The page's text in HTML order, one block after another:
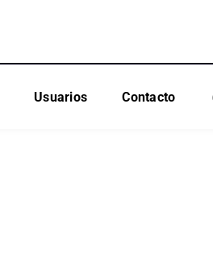
Usuarios Contacto